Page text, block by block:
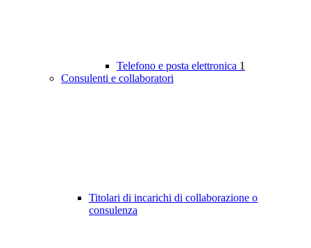
Telefono e posta elettronica 1
Consulenti e collaboratori
Titolari di incarichi di collaborazione o
consulenza